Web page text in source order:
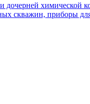
химической
скважин, приборы